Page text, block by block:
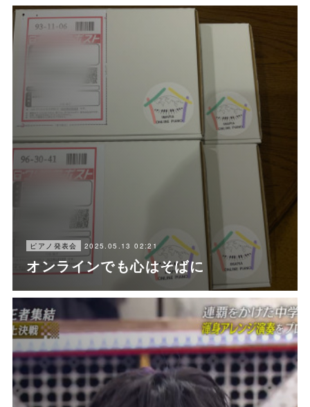
ピアノ発表会 2025.05.13 02:21
オンラインでも心はそばに